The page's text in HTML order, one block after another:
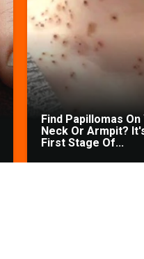
Find Papillomas On
Neck Or Armpit?
First Stage Of...